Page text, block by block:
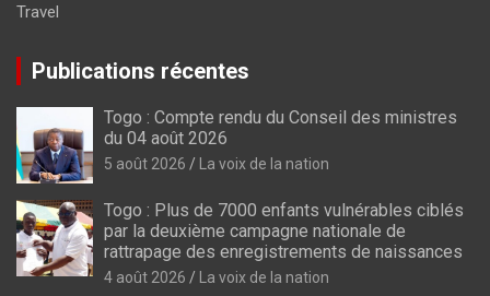
Travel
Publications récentes
Togo : Compte rendu du Conseil des ministres
du 04 août 2026
5 août 2026 La voix de la nation
Togo : Plus de 7000 enfants vulnérables ciblés
par la deuxième campagne nationale de
rattrapage des enregistrements de naissances
4 août 2026 La voix de la nation